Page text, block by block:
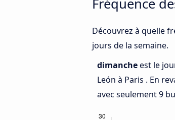
Fréquence
Découvrez à quelle
jours de la semaine.
dimancheest le
León à Paris . En
avec seulement 9